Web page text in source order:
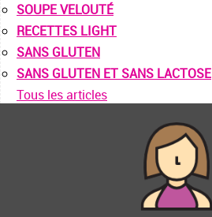
SOUPE VELOUTÉ
RECETTES LIGHT
SANS GLUTEN
SANS GLUTEN ET SANS LACTOSE
Tous les articles